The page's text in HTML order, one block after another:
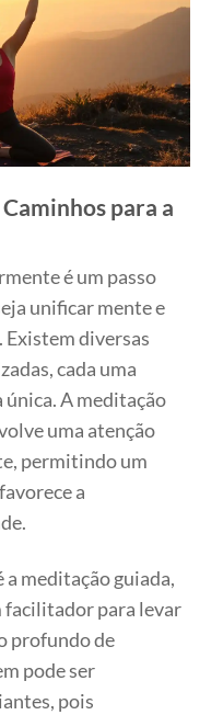
para a
é um passo
unificar mente e
Existem diversas
cada uma
A meditação
uma atenção
permitindo um
a
meditação guiada,
facilitador para levar
profundo de
pode ser
pois